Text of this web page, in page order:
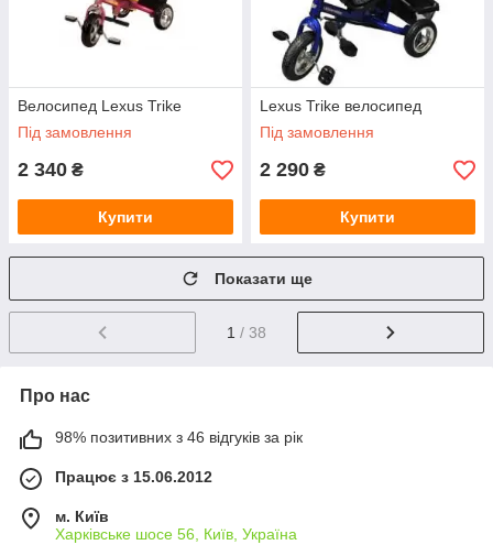
Велосипед Lexus Trike
Під замовлення
2 340 ₴
Купити
Lexus Trike велосипед
Під замовлення
2 290 ₴
Купити
Показати ще
1 / 38
Про нас
98% позитивних з 46 відгуків за рік
Працює з 15.06.2012
м. Київ
Харківське шосе 56, Київ, Україна